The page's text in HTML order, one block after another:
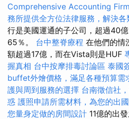
Comprehensive Accounting
務所提供全方位法律服務，解決各
行是美國運通的子公司，超過40
65％。 台中整脊療程 在他們的情
額超過17億，而在Vista則是HUF
握真相 台中按摩排毒討論區 泰國
buffet外燴價格，滿足各種預算需
護與周到服務的選擇 台南徵信社
惑 護照申請所需材料，為您的出
您量身定做的房間設計 11億的出